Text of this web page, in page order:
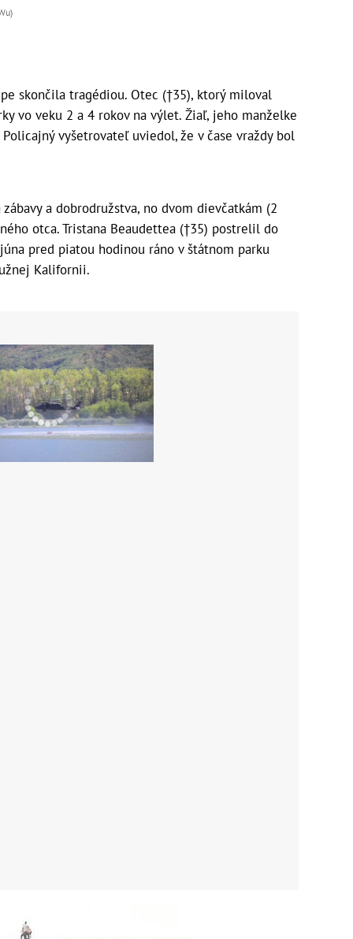
skončila tragédiou. Otec (†35), ktorý miloval
vo veku 2 a 4 rokov na výlet. Žiaľ, jeho manželke
vyšetrovateľ uviedol, že v čase vraždy bol
a dobrodružstva, no dvom dievčatkám (2
otca. Tristana Beaudettea (†35) postrelil do
pred piatou hodinou ráno v štátnom parku
Kalifornii.